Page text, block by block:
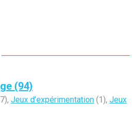
(94)
Jeux d’expérimentation (1), Jeux